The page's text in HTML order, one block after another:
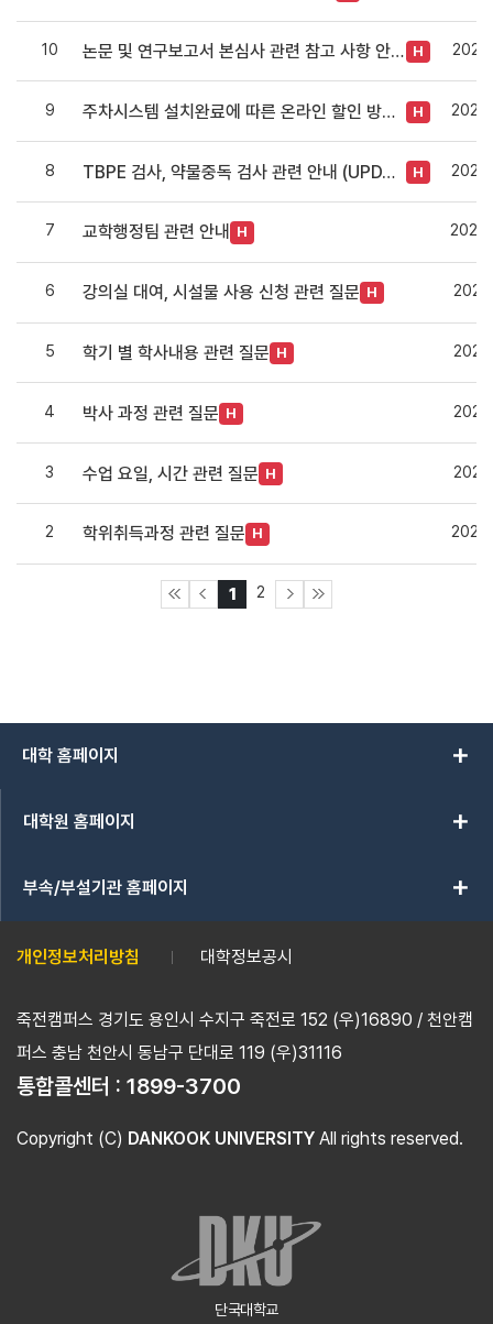
10 논문 및 연구보고서 본심사 관련 참고 사항 안내 H
9 주차시스템 설치완료에 따른 온라인 할인 방법 안내 H
8 TBPE 검사, 약물중독 검사 관련 안내 (UPDATE 25.06.30) H
7 교학행정팀 관련 안내 H
6 강의실 대여, 시설물 사용 신청 관련 질문 H
5 학기 별 학사내용 관련 질문 H
4 박사 과정 관련 질문 H
3 수업 요일, 시간 관련 질문 H
2 학위취득과정 관련 질문 H
1 2
대학 홈페이지 add
대학원 홈페이지 add
부속/부설기관 홈페이지 add
개인정보처리방침 대학정보공시
죽전캠퍼스 경기도 용인시 수지구 죽전로 152 (우)16890 / 천안캠
퍼스 충남 천안시 동남구 단대로 119 (우)31116
통합콜센터 : 1899-3700
Copyright (C) DANKOOK UNIVERSITY All rights reserved.
단국대학교